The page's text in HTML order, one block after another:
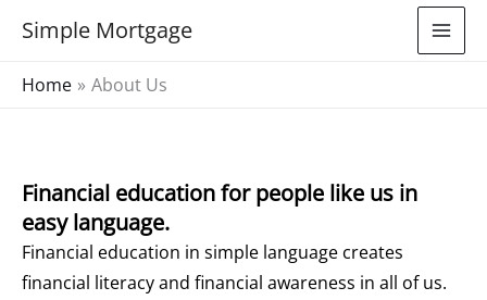
Simple Mortgage
Home About Us
Financial education for people like us in
easy language.
Financial education in simple language creates
financial literacy and financial awareness in all of us.